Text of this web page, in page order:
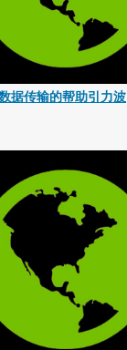
据传输的帮助引力波